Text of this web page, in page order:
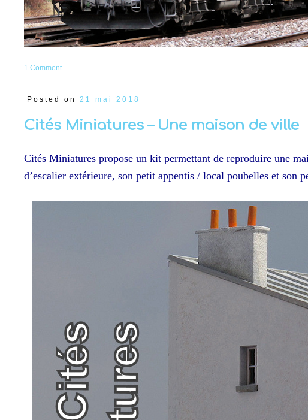
1 Comment
Posted on 21 mai 2018
Cités Miniatures – Une maison de ville
Cités Miniatures propose un kit permettant de reproduire une
d’escalier extérieure, son petit appentis / local poubelles et son